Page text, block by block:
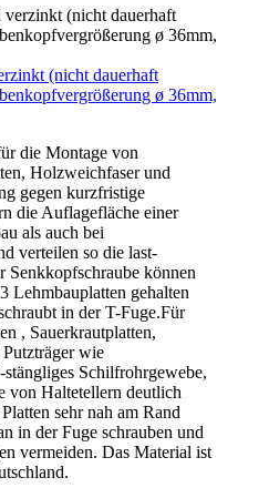
(nicht dauerhaft
ø 36mm,
die Montage von
Holzweichfaser und
gegen kurzfristige
die Auflagefläche einer
als auch bei
verteilen so die last-
Senkkopfschraube können
Lehmbauplatten gehalten
in der T-Fuge.Für
, Sauerkrautplatten,
wie
Schilfrohrgewebe,
von Haltetellern deutlich
sehr nah am Rand
in der Fuge schrauben und
vermeiden. Das Material ist